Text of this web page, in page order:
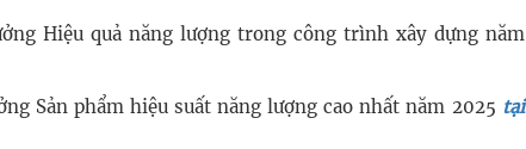
Hiệu quả năng lượng trong công trình xây dựng năm
Sản phẩm hiệu suất năng lượng cao nhất năm 2025 tại